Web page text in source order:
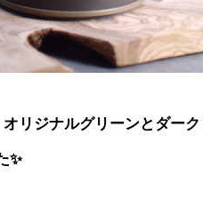
リジナルグリーンとダーク
✨